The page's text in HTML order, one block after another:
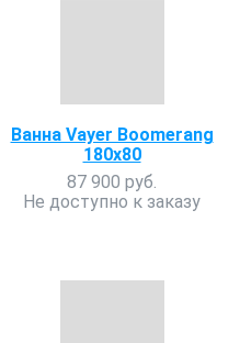
Ванна Vayer Boomerang
180x80
87 900 руб.
Не доступно к заказу